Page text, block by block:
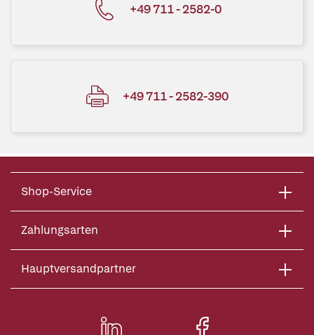
+49 711 - 2582-0
+49 711 - 2582-390
Shop-Service
Zahlungsarten
Hauptversandpartner